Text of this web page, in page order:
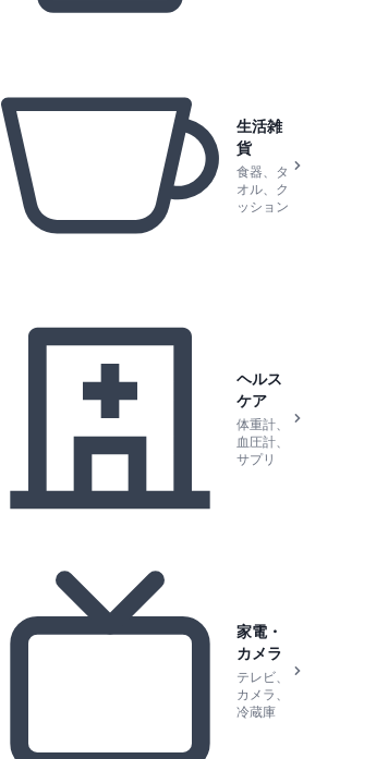
生活雑
貨
食器、タ
オル、ク
ッション
ヘルス
ケア
体重計、
血圧計、
サプリ
家電・
カメラ
テレビ、
カメラ、
冷蔵庫